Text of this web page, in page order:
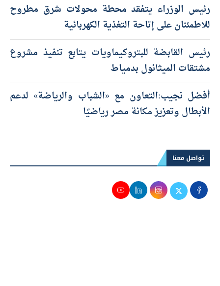
رئيس الوزراء يتفقد محطة محولات شرق مطروح
للاطمئنان على إتاحة التغذية الكهربائية
رئيس القابضة للبتروكيماويات يتابع تنفيذ مشروع
مشتقات الميثانول بدمياط
أفضل نجيب:التعاون مع «الشباب والرياضة» لدعم
الأبطال وتعزيز مكانة مصر رياضيًا
تواصل معنا